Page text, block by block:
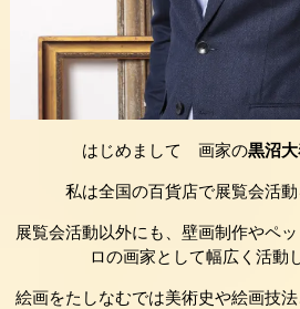
はじめまして 画家の黒沼
私は全国の百貨店で展覧会活動
展覧会活動以外にも、壁画制作やペ
ロの画家として幅広く活動
絵画をたしなむでは美術史や絵画技